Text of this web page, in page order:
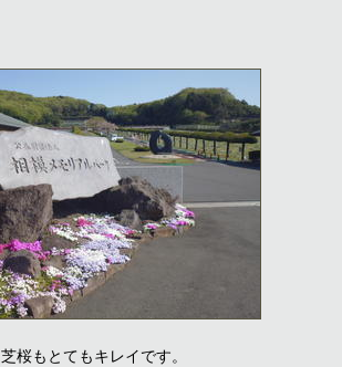
芝桜もとてもキレイです。